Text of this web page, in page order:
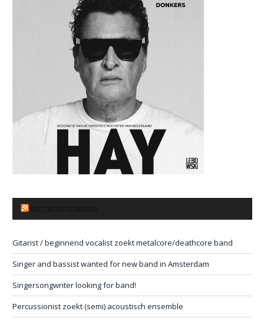
Gitarist / beginnend vocalist zoekt metalcore/deathcore band
Singer and bassist wanted for new band in Amsterdam
Singersongwriter looking for band!
Percussionist zoekt (semi) acoustisch ensemble